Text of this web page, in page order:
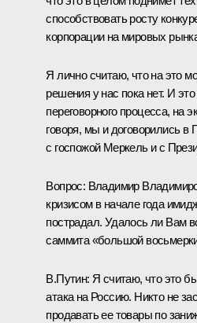
способствовать росту
корпорации на мировых
Я лично считаю, что на это
решения у нас пока нет. И
переговорного процесса, на
говоря, мы и договорились в
с госпожой Меркель и с
Вопрос: Владимир
кризисом в начале года
пострадал. Удалось ли Вам
саммита «большой
В.Путин: Я считаю, что это
атака на Россию. Никто не
продавать ее товары по